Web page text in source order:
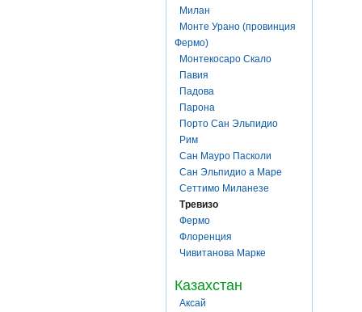
Милан
Монте Урано (провинция
Фермо)
Монтекосаро Скало
Павия
Падова
Парона
Порто Сан Эльпидио
Рим
Сан Мауро Пасколи
Сан Эльпидио а Маре
Сеттимо Миланезе
Тревизо
Фермо
Флоренция
Чивитанова Марке
Казахстан
Аксай